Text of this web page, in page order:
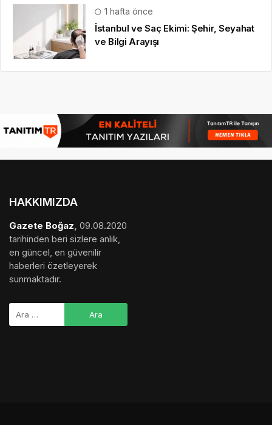
1 hafta önce
İstanbul ve Saç Ekimi: Şehir, Seyahat
ve Bilgi Arayışı
HAKKIMIZDA
Gazete Boğaz, 09.08.2020
tarihinden beri sizlere anlık,
en güncel, en güvenilir
haberleri özetleyerek
sunmaktadır.